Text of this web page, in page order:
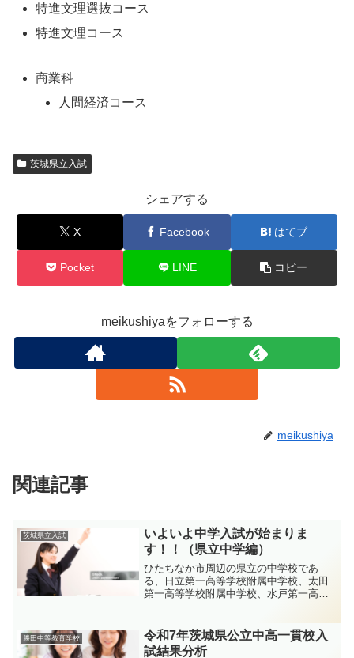
特進文理選抜コース
特進文理コース
商業科
人間経済コース
茨城県立入試
シェアする
X Facebook はてブ
Pocket LINE コピー
meikushiyaをフォローする
meikushiya
関連記事
茨城県立入試
いよいよ中学入試が始まりま
す！！（県立中学編）
ひたちなか市周辺の県立の中学校であ
る、日立第一高等学校附属中学校、太田
第一高等学校附属中学校、水戸第一高等
勝田中等教育学校
令和7年茨城県公立中高一貫校入
試結果分析